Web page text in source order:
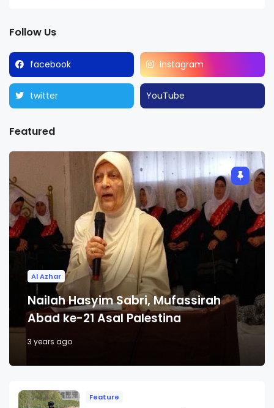
Follow Us
facebook instagram
twitter YouTube
Featured
Al Azhar
Nailah Hasyim Sabri, Mufassirah
Abad ke-21 Asal Palestina
3 years ago
Feature